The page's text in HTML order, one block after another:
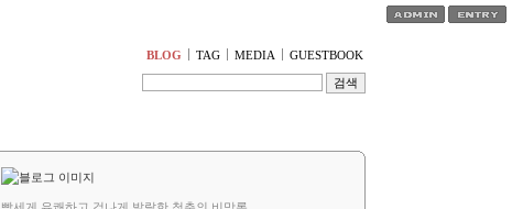
BLOG TAG MEDIA GUESTBOOK
티스토리툴바